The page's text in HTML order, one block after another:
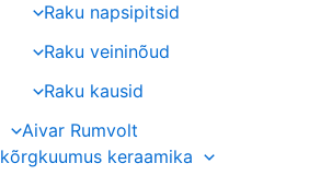
Raku napsipitsid
Raku veininõud
Raku kausid
Aivar Rumvolt
kõrgkuumus keraamika